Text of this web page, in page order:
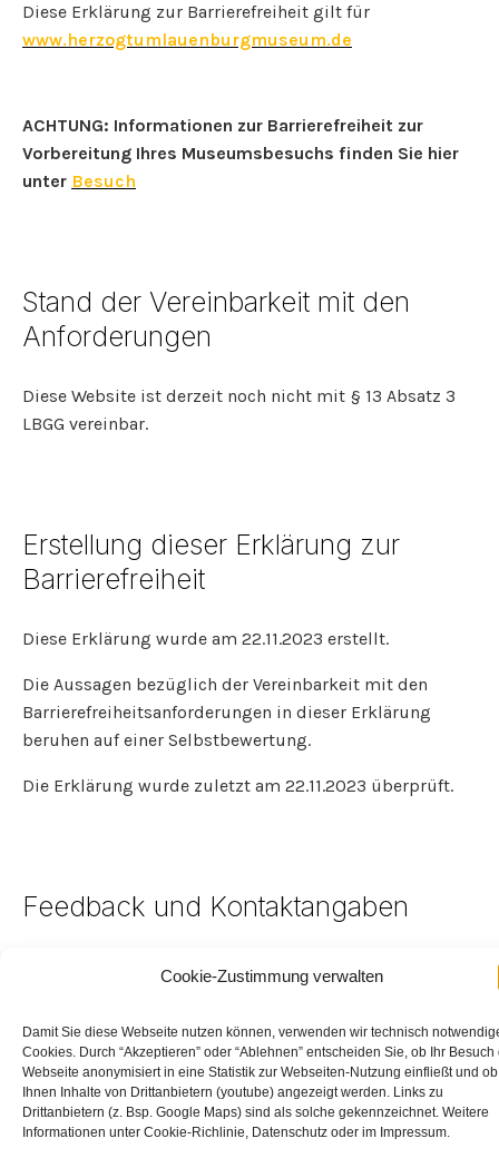
Cookie-Zustimmung verwalten
Damit Sie diese Webseite nutzen können, verwenden wir technisch
Cookies. Durch “Akzeptieren” oder “Ablehnen” entscheiden Sie, ob Ihr Besuch
Webseite anonymisiert in eine Statistik zur Webseiten-Nutzung einfließt und ob
Ihnen Inhalte von Drittanbietern (youtube) angezeigt werden. Links zu
Drittanbietern (z. Bsp. Google Maps) sind als solche gekennzeichnet. Weitere
Informationen unter Cookie-Richlinie, Datenschutz oder im Impressum.
Diese Erklärung zur Barrierefreiheit gilt für
www.herzogtumlauenburgmuseum.de
ACHTUNG: Informationen zur Barrierefreiheit zur
Vorbereitung Ihres Museumsbesuchs finden Sie hier
unter Besuch
Stand der Vereinbarkeit mit den
Anforderungen
Diese Website ist derzeit noch nicht mit § 13 Absatz 3
LBGG vereinbar.
Erstellung dieser Erklärung zur
Barrierefreiheit
Diese Erklärung wurde am 22.11.2023 erstellt.
Die Aussagen bezüglich der Vereinbarkeit mit den
Barrierefreiheitsanforderungen in dieser Erklärung
beruhen auf einer Selbstbewertung.
Die Erklärung wurde zuletzt am 22.11.2023 überprüft.
Feedback und Kontaktangaben
Sie möchten uns bestehende Barrieren der Website
Barrierefreiheit erfragen? Für Ihr Feedback sowie alle
weiteren Informationen wenden Sie sich an unsere
verantwortliche Kontaktpersonen unter
Susanne Petersen